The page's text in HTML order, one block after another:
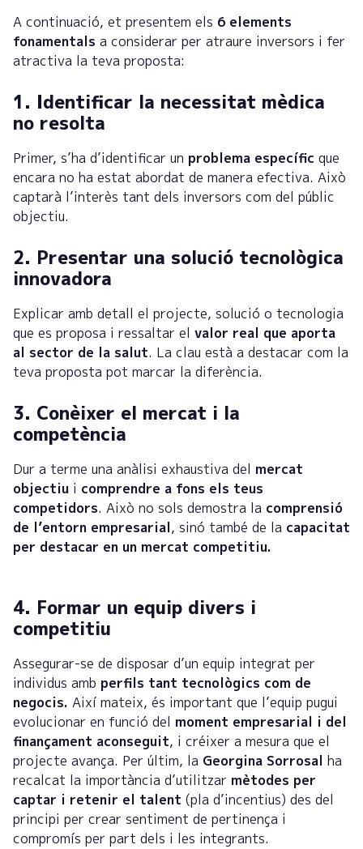
A continuació, et presentem els 6 elements
fonamentals a considerar per atraure inversors i fer
atractiva la teva proposta:
1. Identificar la necessitat mèdica
no resolta
Primer, s’ha d’identificar un problema específic que
encara no ha estat abordat de manera efectiva. Això
captarà l’interès tant dels inversors com del públic
objectiu.
2. Presentar una solució tecnològica
innovadora
Explicar amb detall el projecte, solució o tecnologia
que es proposa i ressaltar el valor real que aporta
al sector de la salut. La clau està a destacar com la
teva proposta pot marcar la diferència.
3. Conèixer el mercat i la
competència
Dur a terme una anàlisi exhaustiva del mercat
objectiu i comprendre a fons els teus
competidors. Això no sols demostra la comprensió
de l’entorn empresarial, sinó també de la capacitat
per destacar en un mercat competitiu.
4. Formar un equip divers i
competitiu
Assegurar-se de disposar d’un equip integrat per
individus amb perfils tant tecnològics com de
negocis. Així mateix, és important que l’equip pugui
evolucionar en funció del moment empresarial i del
finançament aconseguit, i créixer a mesura que el
projecte avança. Per últim, la Georgina Sorrosal ha
recalcat la importància d’utilitzar mètodes per
captar i retenir el talent (pla d’incentius) des del
principi per crear sentiment de pertinença i
compromís per part dels i les integrants.